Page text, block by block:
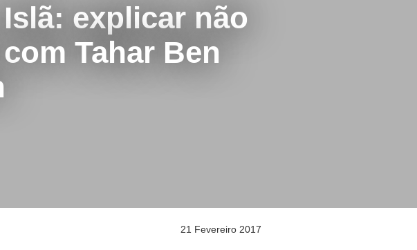
explicar não
Tahar Ben
21 Fevereiro 2017